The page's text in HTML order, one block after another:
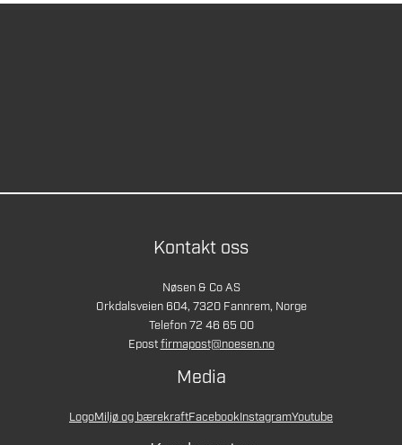
Kontakt oss
Nøsen & Co AS
Orkdalsveien 604, 7320 Fannrem, Norge
Telefon 72 46 65 00
Epostfirmapost@noesen.no
Media
LogoMiljø og bærekraftFacebookInstagramYoutube